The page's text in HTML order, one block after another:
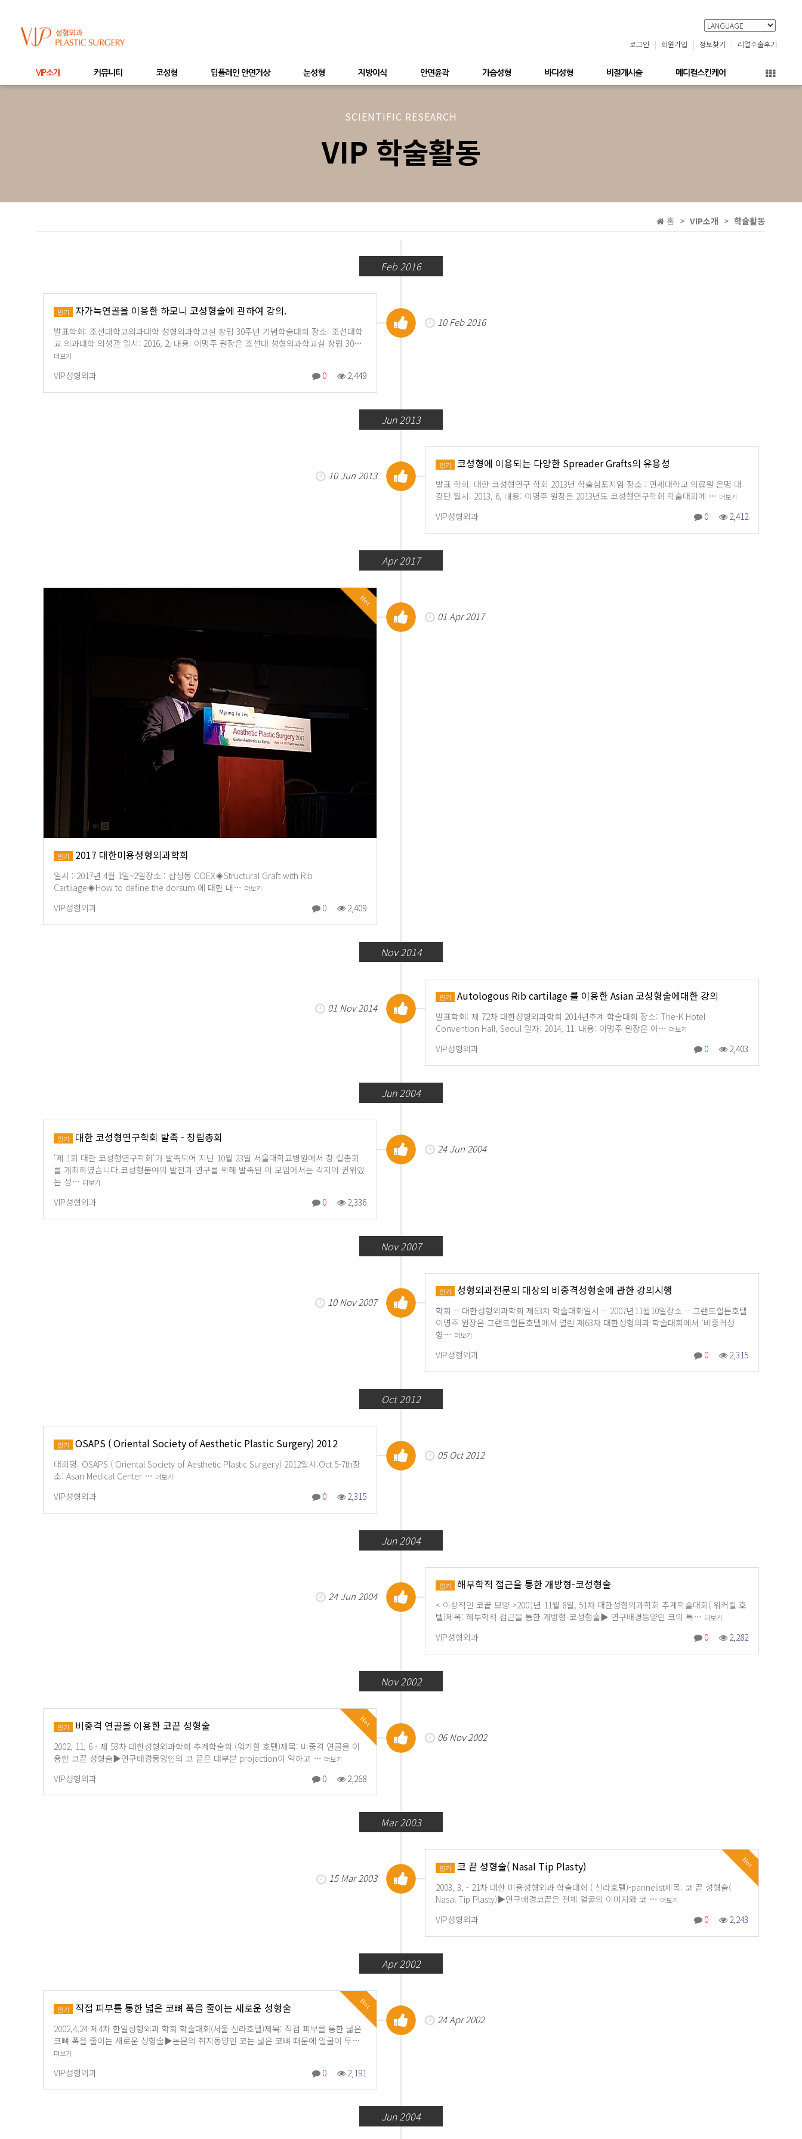
로그인 회원가입 정보찾기 리얼수술후기
VIP소개 커뮤니티 코성형 딥플레인 안면거상 눈성형 지방이식 안면윤곽 가슴성형 바디성형 비절개시술 메디컬스킨케어
SCIENTIFIC RESEARCH
VIP 학술활동
홈 VIP소개 학술활동
Feb 2016
10 Feb 2016
인기 자가늑연골을 이용한 하모니 코성형술에 관하여 강의.
발표학회: 조선대학교의과대학 성형외과학교실 창립 30주년 기념학술대회 장소: 조선대학
교 의과대학 의성관 일시: 2016, 2, 내용: 이명주 원장은 조선대 성형외과학교실 창립 30…
더보기
VIP성형외과 0 2,449
Jun 2013
10 Jun 2013
인기 코성형에 이용되는 다양한 Spreader Grafts의 유용성
발표 학회: 대한 코성형연구 학회 2013년 학술심포지엄 장소 : 연세대학교 의료원 은명 대
강단 일시: 2013, 6, 내용: 이명주 원장은 2013년도 코성형연구학회 학술대회에 … 더보기
VIP성형외과 0 2,412
Apr 2017
01 Apr 2017
Hot
인기 2017 대한미용성형외과학회
일시 : 2017년 4월 1일~2일장소 : 삼성동 COEX◈Structural Graft with Rib
Cartilage◈How to define the dorsum 에 대한 내… 더보기
VIP성형외과 0 2,409
Nov 2014
01 Nov 2014
인기 Autologous Rib cartilage 를 이용한 Asian 코성형술에대한 강의
발표학회: 제 72차 대한성형외과학회 2014년추계 학술대회 장소: The-K Hotel
Convention Hall, Seoul 일자: 2014, 11. 내용: 이명주 원장은 아… 더보기
VIP성형외과 0 2,403
Jun 2004
24 Jun 2004
인기 대한 코성형연구학회 발족 - 창립총회
'제 1회 대한 코성형연구학회'가 발족되어 지난 10월 23일 서울대학교병원에서 창 립총회
를 개최하였습니다.코성형분야의 발전과 연구를 위해 발족된 이 모임에서는 각지의 귄위있
는 성… 더보기
VIP성형외과 0 2,336
Nov 2007
10 Nov 2007
인기 성형외과전문의 대상의 비중격성형술에 관한 강의시행
학회 -- 대한성형외과학회 제63차 학술대회일시 -- 2007년11월10일장소 -- 그랜드힐튼호텔
이명주 원장은 그랜드힐튼호텔에서 열린 제63차 대한성형외과 학술대회에서 ‘비중격성
형… 더보기
VIP성형외과 0 2,315
Oct 2012
05 Oct 2012
인기 OSAPS ( Oriental Society of Aesthetic Plastic Surgery) 2012
대회명: OSAPS ( Oriental Society of Aesthetic Plastic Surgery) 2012일시:Oct 5-7th장
소: Asan Medical Center … 더보기
VIP성형외과 0 2,315
Jun 2004
24 Jun 2004
인기 해부학적 접근을 통한 개방형-코성형술
< 이상적인 코끝 모양 >2001년 11월 8일, 51차 대한성형외과학회 추계학술대회( 워커힐 호
텔)제목: 해부학적 접근을 통한 개방형-코성형술▶ 연구배경동양인 코의 특… 더보기
VIP성형외과 0 2,282
Nov 2002
06 Nov 2002
Hot
인기 비중격 연골을 이용한 코끝 성형술
2002, 11, 6 - 제 53차 대한성형외과학회 추계학술회 (워커힐 호텔)제목: 비중격 연골을 이
용한 코끝 성형술▶연구배경동양인의 코 끝은 대부분 projection이 약하고 … 더보기
VIP성형외과 0 2,268
Mar 2003
15 Mar 2003
Hot
인기 코 끝 성형술( Nasal Tip Plasty)
2003, 3, - 21차 대한 미용성형외과 학술대회 ( 신라호텔)-pannelist제목: 코 끝 성형술(
Nasal Tip Plasty)▶연구배경코끝은 전체 얼굴의 이미지와 코 … 더보기
VIP성형외과 0 2,243
Apr 2002
24 Apr 2002
Hot
인기 직접 피부를 통한 넓은 코뼈 폭을 줄이는 새로운 성형술
2002,4,24-제4차 한일성형외과 학회 학술대회(서울 신라호텔)제목: 직접 피부를 통한 넓은
코뼈 폭을 줄이는 새로운 성형술▶논문의 취지동양인 코는 넓은 코뼈 때문에 얼굴이 투…
더보기
VIP성형외과 0 2,191
Jun 2004